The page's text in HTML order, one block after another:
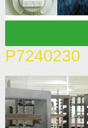
Page d'accueil
Actu/News
Rétrospective
Partenaires
P7240230